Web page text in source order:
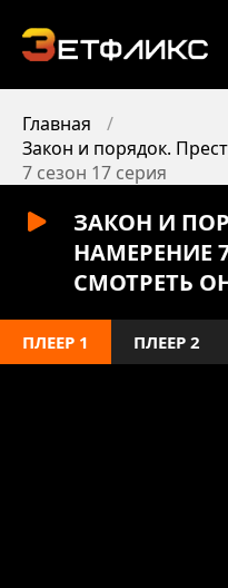
Главная
Закон и порядок.
7 сезон 17 серия
ЗАКОН И
НАМЕРЕНИЕ
СМОТРЕТЬ
ПЛЕЕР 1 ПЛЕЕР 2